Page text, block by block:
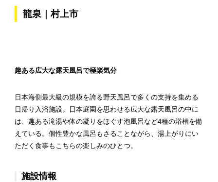
龍泉｜村上市
趣ある広大な露天風呂で極楽気分
日本海側最大級の規模を誇る野天風呂で多くの支持を集める
日帰り入浴施設。日本庭園を思わせる広大な露天風呂の中に
は、趣ある滝湯や体の凝りをほぐす泡風呂など4種の浴槽を備
えている。個性豊かな風呂もさることながら、湯上がりにい
ただく食事もこちらの楽しみのひとつ。
施設情報